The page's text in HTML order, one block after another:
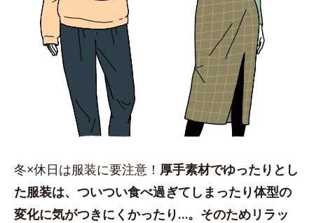
冬×休日は服装に要注意！ 厚手素材でゆったりとし
た服装は、ついつい食べ過ぎてしまったり体型の
変化に気がつきにくかったり…。そのためリラッ